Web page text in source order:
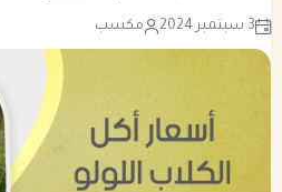
وجبات طبيعية مطبوخة للكلاب
عرض الكل
مكافآت طبيعية
3 سبتمبر 2024 مكسب